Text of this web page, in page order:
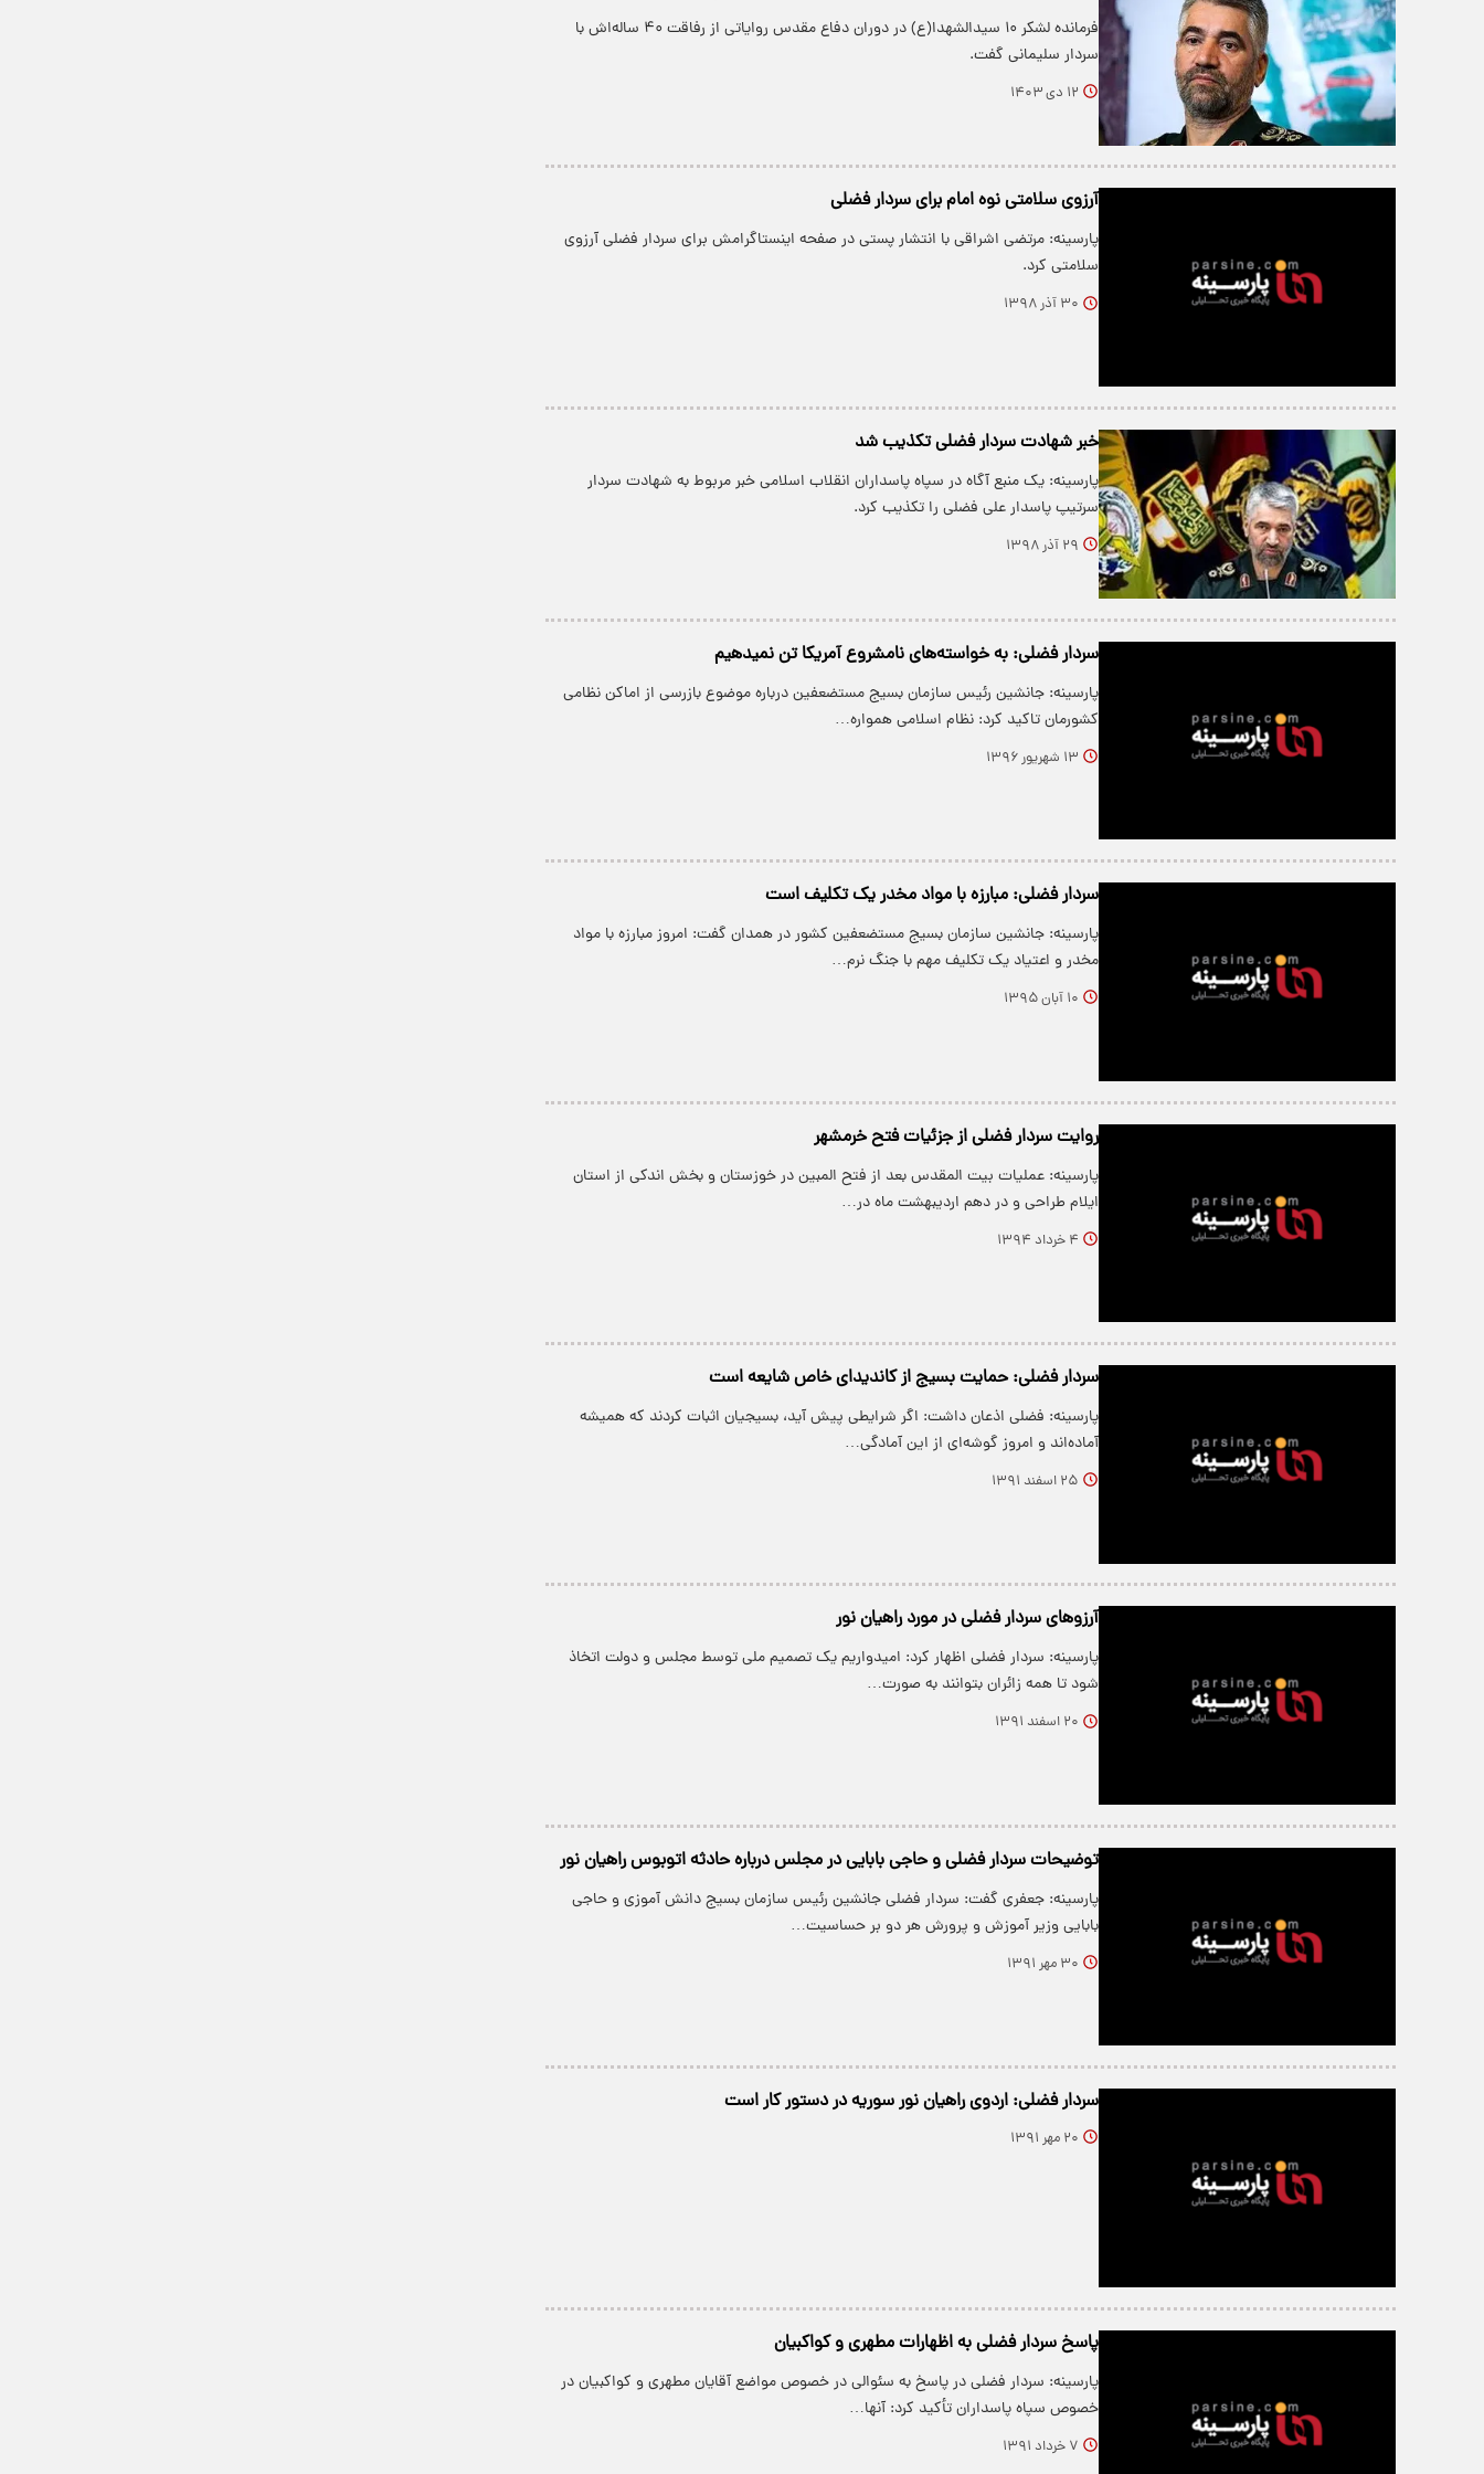
فرمانده لشکر ۱۰ سیدالشهدا(ع) در دوران دفاع مقدس روایاتی از رفاقت ۴۰ ساله‌اش با
سردار سلیمانی گفت.
۱۲ دی ۱۴۰۳
آرزوی سلامتی نوه امام برای سردار فضلی
پارسینه: مرتضی اشراقی با انتشار پستی در صفحه اینستاگرامش برای سردار فضلی آرزوی
سلامتی کرد.
۳۰ آذر ۱۳۹۸
خبر شهادت سردار فضلی تکذیب شد
پارسینه: یک منبع آگاه در سپاه پاسداران انقلاب اسلامی خبر مربوط به شهادت سردار
سرتیپ پاسدار علی فضلی را تکذیب کرد.
۲۹ آذر ۱۳۹۸
سردار فضلی: به خواسته‌های نامشروع آمریکا تن نمی‎دهیم
پارسینه: جانشین رئیس سازمان بسیج مستضعفین درباره موضوع بازرسی از اماکن نظامی
کشورمان تاکید کرد: نظام اسلامی همواره…
۱۳ شهریور ۱۳۹۶
سردار فضلی: مبارزه با مواد مخدر یک تکلیف است
پارسینه: جانشین سازمان بسیج مستضعفین کشور در همدان گفت: امروز مبارزه با مواد
مخدر و اعتیاد یک تکلیف مهم با جنگ نرم…
۱۰ آبان ۱۳۹۵
روایت سردار فضلی از جزئیات فتح خرمشهر
پارسینه: عملیات بیت المقدس بعد از فتح المبین در خوزستان و بخش اندکی از استان
ایلام طراحی و در دهم اردیبهشت ماه در…
۴ خرداد ۱۳۹۴
سردار فضلی: حمایت بسیج از کاندیدای خاص شایعه است
پارسینه: فضلی اذعان داشت: اگر شرایطی پیش آید، بسیجیان اثبات کردند که همیشه
آماده‌اند و امروز گوشه‌ای از این آمادگی…
۲۵ اسفند ۱۳۹۱
آرزوهای سردار فضلی در مورد راهیان نور
پارسینه: سردار فضلی اظهار کرد: امیدواریم یک تصمیم ملی توسط مجلس و دولت اتخاذ
شود تا همه زائران بتوانند به صورت…
۲۰ اسفند ۱۳۹۱
توضیحات سردار فضلی و حاجی بابایی در مجلس درباره حادثه اتوبوس راهیان نور
پارسینه: جعفری گفت: سردار فضلی جانشین رئیس سازمان بسیج دانش آموزی و حاجی
بابایی وزیر آموزش و پرورش هر دو بر حساسیت…
۳۰ مهر ۱۳۹۱
سردار فضلی: اردوی راهیان نور سوریه در دستور کار است
۲۰ مهر ۱۳۹۱
پاسخ سردار فضلی به اظهارات مطهری و کواکبیان
پارسینه: سردار فضلی در پاسخ به سئوالی در خصوص مواضع آقایان مطهری و کواکبیان در
خصوص سپاه پاسداران تأکید کرد: آنها…
۷ خرداد ۱۳۹۱